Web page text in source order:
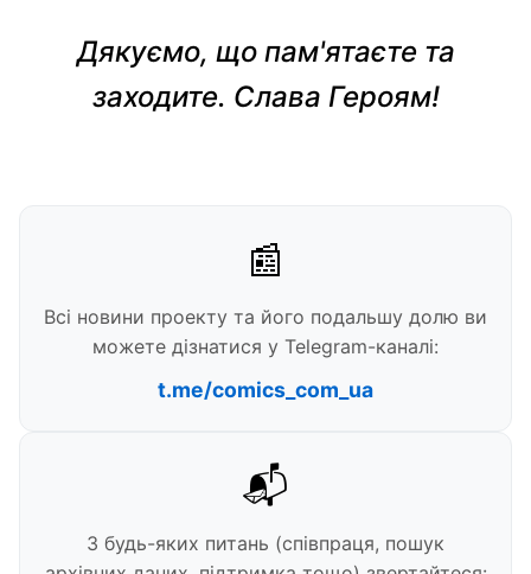
Дякуємо, що пам'ятаєте та
заходите. Слава Героям!
📰
Всі новини проекту та його подальшу долю ви
можете дізнатися у Telegram-каналі:
t.me/comics_com_ua
📬
З будь-яких питань (співпраця, пошук